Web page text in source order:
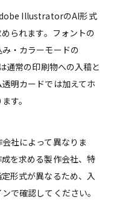
IllustratorのAI形式
られます。フォントの
・カラーモードの
通常の印刷物への入稿と
明カードでは加えてホ
す。
社によって異なりま
を求める製作会社、特
形式が異なるため、入
で確認してください。